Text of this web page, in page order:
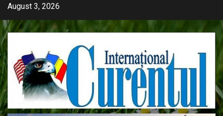
Skip
content
August 3, 2026